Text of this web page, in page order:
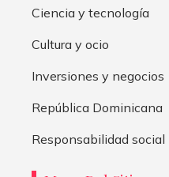
Ciencia y tecnología
Cultura y ocio
Inversiones y negocios
República Dominicana
Responsabilidad social